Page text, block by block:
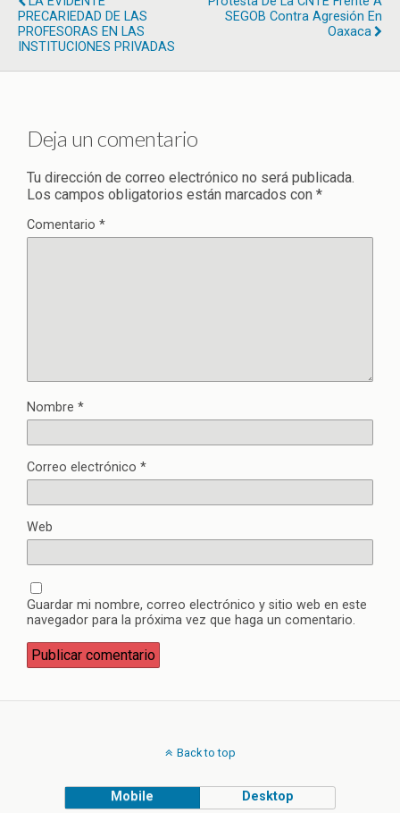
PRECARIEDAD DE LAS
PROFESORAS EN LAS
INSTITUCIONES PRIVADAS
SEGOB Contra Agresión En
Oaxaca
Deja un comentario
Tu dirección de correo electrónico no será publicada.
Los campos obligatorios están marcados con *
Comentario *
Nombre *
Correo electrónico *
Web
Guardar mi nombre, correo electrónico y sitio web en este
navegador para la próxima vez que haga un comentario.
Back to top
Mobile Desktop